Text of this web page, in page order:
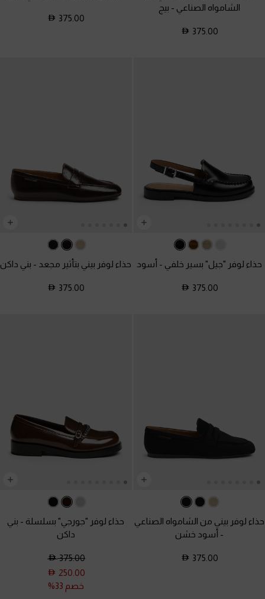
الشامواه الصناعي - بيج
375.00
375.00
حذاء لوفر "جيل" بسير خلفي - أسود
375.00
حذاء لوفر بيني بتأثير مجعد - بني داكن
375.00
حذاء لوفر بيني من الشامواه الصناعي
- أسود خشن
375.00
حذاء لوفر "جورجي" بسلسلة - بني
داكن
375.00
250.00
خصم 33%